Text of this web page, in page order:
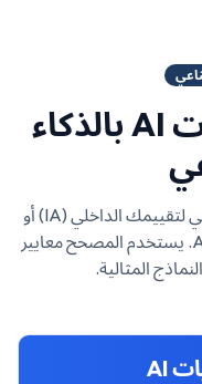
بالذكاء
احصل على تقييم فوري بالذكاء الاصطناعي لتقييمك الداخلي (IA) أو
. يستخدم المصحح معايير